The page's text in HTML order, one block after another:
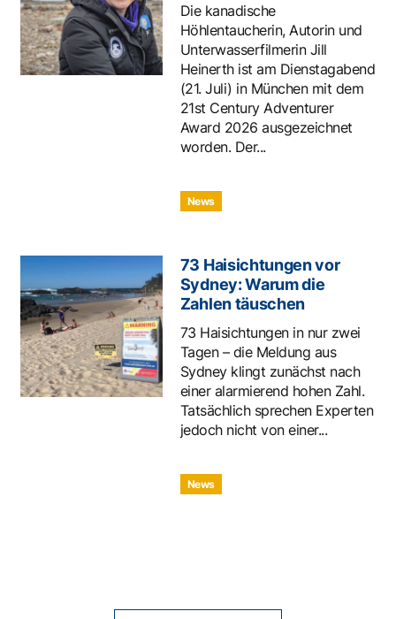
Die kanadische
Höhlentaucherin, Autorin und
Unterwasserfilmerin Jill
Heinerth ist am Dienstagabend
(21. Juli) in München mit dem
21st Century Adventurer
Award 2026 ausgezeichnet
worden. Der...
News
73 Haisichtungen vor
Sydney: Warum die
Zahlen täuschen
73 Haisichtungen in nur zwei
Tagen – die Meldung aus
Sydney klingt zunächst nach
einer alarmierend hohen Zahl.
Tatsächlich sprechen Experten
jedoch nicht von einer...
News